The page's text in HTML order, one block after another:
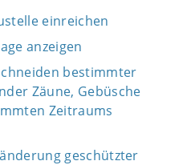
einreichen
anzeigen
bestimmter
Zäune, Gebüsche
Zeitraums
geschützter